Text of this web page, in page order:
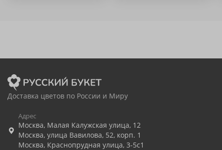
Доставка цветов по России и Миру
Адрес
Москва, Малая Калужская улица, 12
Москва, улица Вавилова, 52, корп. 1
Москва, Краснопрудная улица, 3-5с1